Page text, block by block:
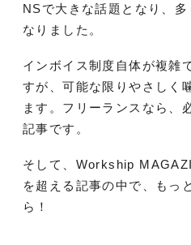
NSで大きな話題となり、
なりました。
インボイス制度自体が複雑
すが、可能な限りやさしく
ます。フリーランスなら、
記事です。
そして、Workship
を超える記事の中で、もっ
ら！